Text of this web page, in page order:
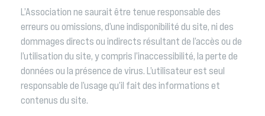
L’Association ne saurait être tenue responsable des
erreurs ou omissions, d’une indisponibilité du site, ni des
dommages directs ou indirects résultant de l’accès ou de
l’utilisation du site, y compris l’inaccessibilité, la perte de
données ou la présence de virus. L’utilisateur est seul
responsable de l’usage qu’il fait des informations et
contenus du site.